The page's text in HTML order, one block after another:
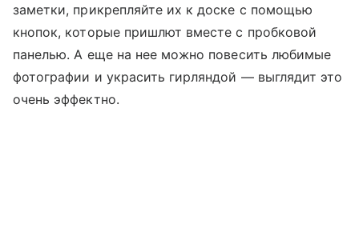
заметки, прикрепляйте их к доске с помощью
кнопок, которые пришлют вместе с пробковой
панелью. А еще на нее можно повесить любимые
фотографии и украсить гирляндой — выглядит это
очень эффектно.